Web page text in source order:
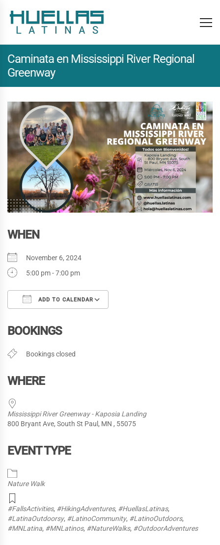
Caminata en Mississippi River Regional
Greenway
WHEN
November 6, 2024
5:00 pm - 7:00 pm
ADD TO CALENDAR
BOOKINGS
Bookings closed
WHERE
Mississippi River Greenway - Kaposia Landing
800 Bryant Ave, South St Paul, MN , 55075
EVENT TYPE
Nature Walk
#FallsActivities, #HikingAdventures, #HuellasLatinas,
#LatinaOutdoorsy, #LatinoCommunity, #LatinoOutdoors,
#MNLatina, #MNLatinos, #NatureWalks, #OutdoorAdventures